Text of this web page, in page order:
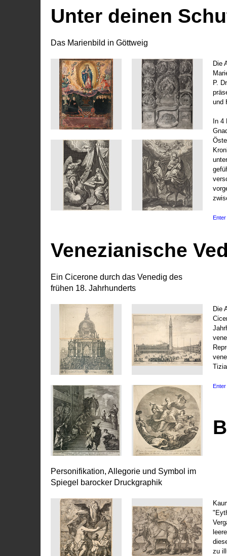
Unter deinen
Das Marienbild in Göttweig
Die
P.
und
In 4
Enter
Venezianische
Ein Cicerone durch das Venedig des
frühen 18. Jahrhunderts
Die
Enter
Personifikation, Allegorie und Symbol im
Spiegel barocker Druckgraphik
zu